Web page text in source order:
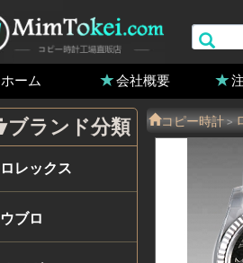
ホーム 会社概要
コピー時計 >
ブランド分類
ロレックス
ウブロ